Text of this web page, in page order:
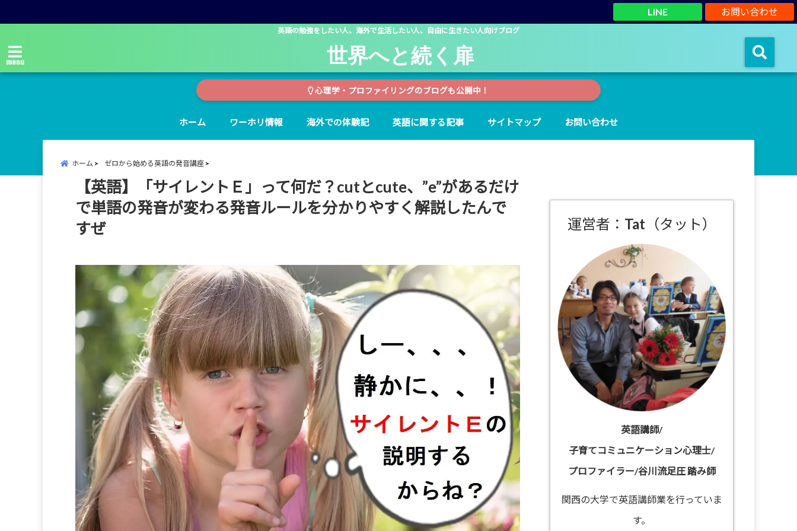
お問い合わせ
LINE
英語の勉強をしたい人、海外で生活したい人、自由に生きたい人向けブログ
menu 世界へと続く扉
心理学・プロファイリングのブログも公開中！
ホーム ワーホリ情報 海外での体験記 英語に関する記事 サイトマップ お問い合わせ
ホーム ゼロから始める英語の発音講座
【英語】「サイレントＥ」って何だ？cutとcute、”e”があるだけ
で単語の発音が変わる発音ルールを分かりやすく解説したんで
すぜ
運営者：Tat（タット）
英語講師/
子育てコミュニケーション心理士/
プロファイラー/谷川流足圧 踏み師
関西の大学で英語講師業を行っていま
す。